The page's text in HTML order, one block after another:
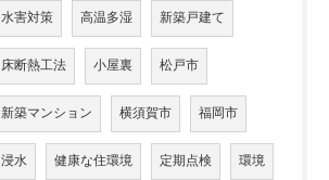
水害対策 高温多湿 新築戸建て
床断熱工法 小屋裏 松戸市
新築マンション 横須賀市 福岡市
浸水 健康な住環境 定期点検 環境